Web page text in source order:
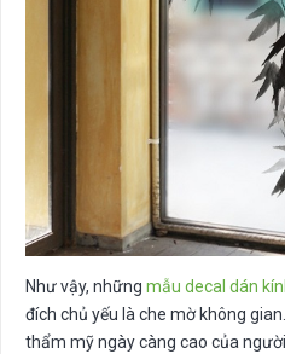
Như vậy, những mẫu decal dán
đích chủ yếu là che mờ không
thẩm mỹ ngày càng cao của